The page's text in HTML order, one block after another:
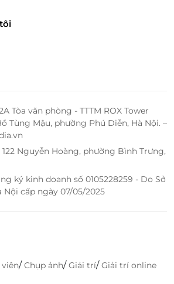
Tòa văn phòng - TTTM ROX Tower
Tùng Mậu, phường Phú Diễn, Hà Nội. –
122 Nguyễn Hoàng, phường Bình Trưng,
ký kinh doanh số 0105228259 - Do Sở
Nội cấp ngày 07/05/2025
/Chụp ảnh/Giải trí/Giải trí online